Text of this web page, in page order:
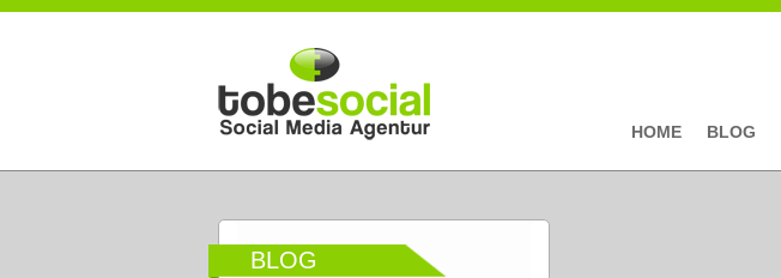
Direkt zum Inhalt
HOME BLOG
BLOG